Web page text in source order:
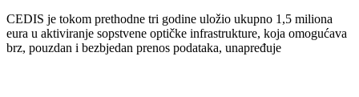
CEDIS je tokom prethodne tri godine uložio ukupno 1,5 miliona
eura u aktiviranje sopstvene optičke infrastrukture, koja omogućava
brz, pouzdan i bezbjedan prenos podataka, unapređuje